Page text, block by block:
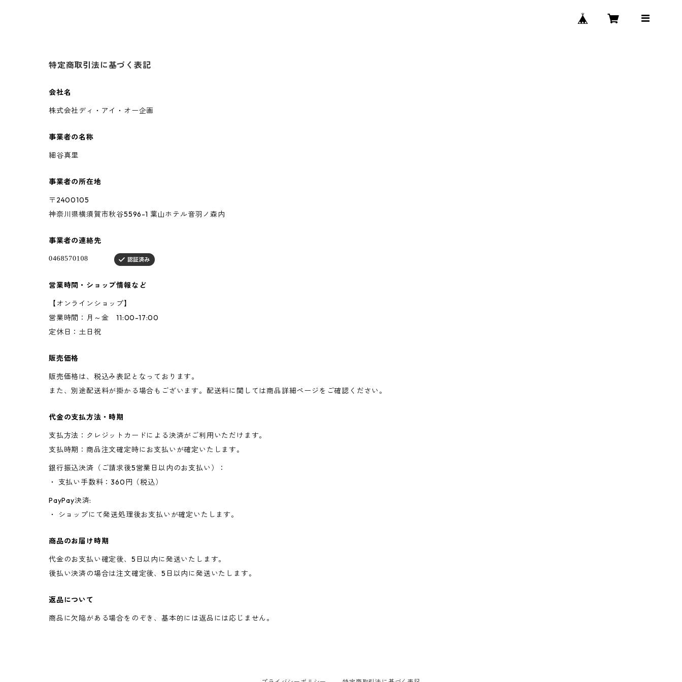
特定商取引法に基づく表記
会社名
株式会社ディ・アイ・オー企画
事業者の名称
細谷真里
事業者の所在地
〒2400105
神奈川県横須賀市秋谷5596-1 葉山ホテル音羽ノ森内
事業者の連絡先
営業時間・ショップ情報など
【オンラインショップ】
営業時間：月～金 11:00-17:00
定休日：土日祝
販売価格
販売価格は、税込み表記となっております。
また、別途配送料が掛かる場合もございます。配送料に関しては商品詳細ページをご確認ください。
代金の支払方法・時期
支払方法：クレジットカードによる決済がご利用いただけます。
支払時期：商品注文確定時にお支払いが確定いたします。
銀行振込決済（ご請求後5営業日以内のお支払い）：
・ 支払い手数料：360円（税込）
PayPay決済:
・ ショップにて発送処理後お支払いが確定いたします。
商品のお届け時期
代金のお支払い確定後、5日以内に発送いたします。
後払い決済の場合は注文確定後、5日以内に発送いたします。
返品について
商品に欠陥がある場合をのぞき、基本的には返品には応じません。